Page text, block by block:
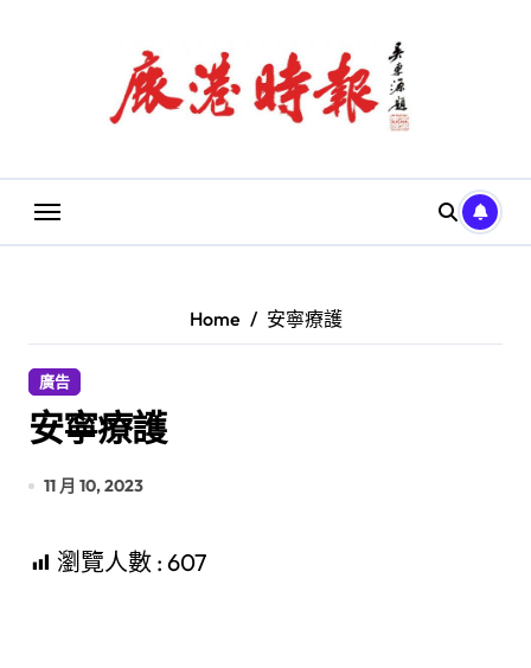
Home 安寧療護
廣告
安寧療護
11 月 10, 2023
瀏覽人數 : 607